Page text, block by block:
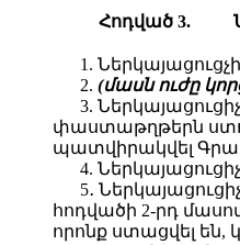
Հոդված 3.
1.
2. (մասն ուժը
3.
փաստաթղթերն
պատվիրակվել
4.
5․
հոդվածի 2-րդ
որոնք ստացվել